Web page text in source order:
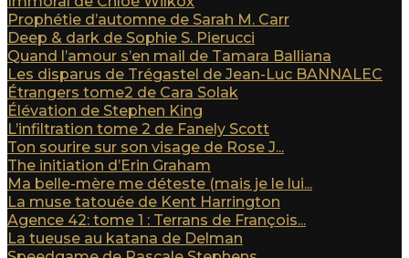
Prophétie d’automne de Sarah M. Carr
Deep & dark de Sophie S. Pierucci
Quand l’amour s’en mail de Tamara Balliana
Les disparus de Trégastel de Jean-Luc BANNALEC
Étrangers tome2 de Cara Solak
Élévation de Stephen King
L’infiltration tome 2 de Fanely Scott
Ton sourire sur son visage de Rose J...
The initiation d’Erin Graham
Ma belle-mère me déteste (mais je le lui...
La muse tatouée de Kent Harrington
Agence 42: tome 1 : Terrans de François...
La tueuse au katana de Delman